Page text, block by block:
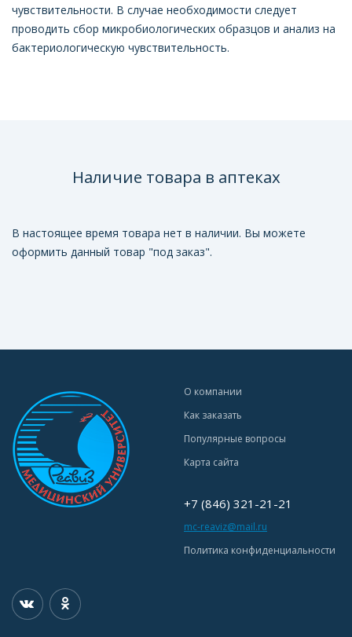
чувствительности. В случае необходимости следует
проводить сбор микробиологических образцов и анализ на
бактериологическую чувствительность.
Наличие товара в аптеках
В настоящее время товара нет в наличии. Вы можете
оформить данный товар "под заказ".
О компании
Как заказать
Популярные вопросы
Карта сайта
+7 (846) 321-21-21
mc-reaviz@mail.ru
Политика конфиденциальности